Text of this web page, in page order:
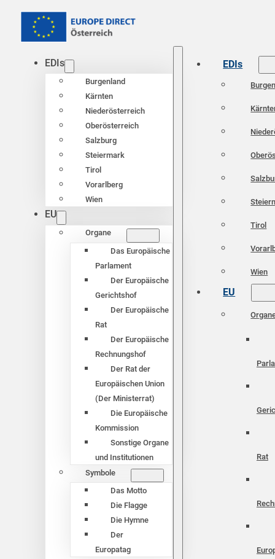
EDIs
Burgenland
Kärnten
Niederösterreich
Oberösterreich
Salzburg
Steiermark
Tirol
Vorarlberg
Wien
EU
Organe
Das Europäische
Parlament
Der Europäische
Gerichtshof
Der Europäische
Rat
Der Europäische
Rechnungshof
Der Rat der
Europäischen Union
(Der Ministerrat)
Die Europäische
Kommission
Sonstige Organe
und Institutionen
Symbole
Das Motto
Die Flagge
Die Hymne
Der
Europatag
EDIs
Tirol
Wien
EU
Rat